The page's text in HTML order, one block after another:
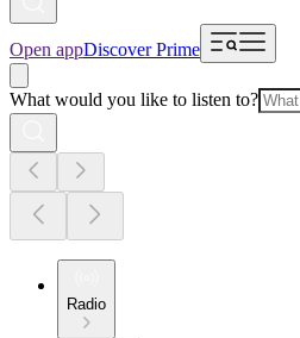
Open appDiscover Prime
What would you like to listen to?
Radio